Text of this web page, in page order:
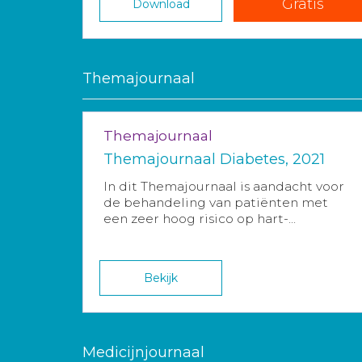
Download Gratis
Themajournaal
Themajournaal
Themajournaal Diabetes, 2021
In dit Themajournaal is aandacht voor
de behandeling van patiënten met
een zeer hoog risico op hart-...
Bekijk
Medicijnjournaal